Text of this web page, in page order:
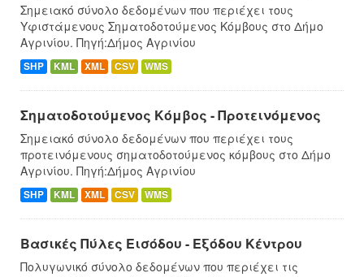
Σημειακό σύνολο δεδομένων που περιέχει τους
Υφιστάμενους Σηματοδοτούμενος Κόμβους στο Δήμο
Αγρινίου. Πηγή:Δήμος Αγρινίου
SHP KML XML CSV WMS
Σηματοδοτούμενος Κόμβος - Προτεινόμενος
Σημειακό σύνολο δεδομένων που περιέχει τους
προτεινόμενους σηματοδοτούμενος κόμβους στο Δήμo
Αγρινίου. Πηγή:Δήμος Αγρινίου
SHP KML XML CSV WMS
Βασικές Πύλες Εισόδου - Εξόδου Κέντρου
Πολυγωνικό σύνολο δεδομένων που περιέχει τις